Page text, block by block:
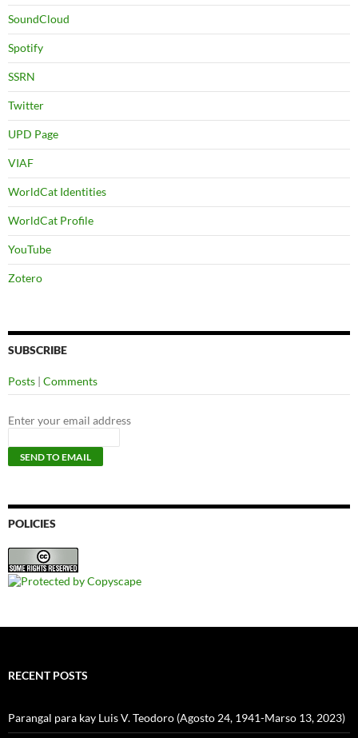
SoundCloud
Spotify
SSRN
Twitter
UPD Page
VIAF
WorldCat Identities
WorldCat Profile
YouTube
Zotero
SUBSCRIBE
Posts | Comments
Enter your email address
POLICIES
RECENT POSTS
Parangal para kay Luis V. Teodoro (Agosto 24, 1941-Marso 13, 2023)